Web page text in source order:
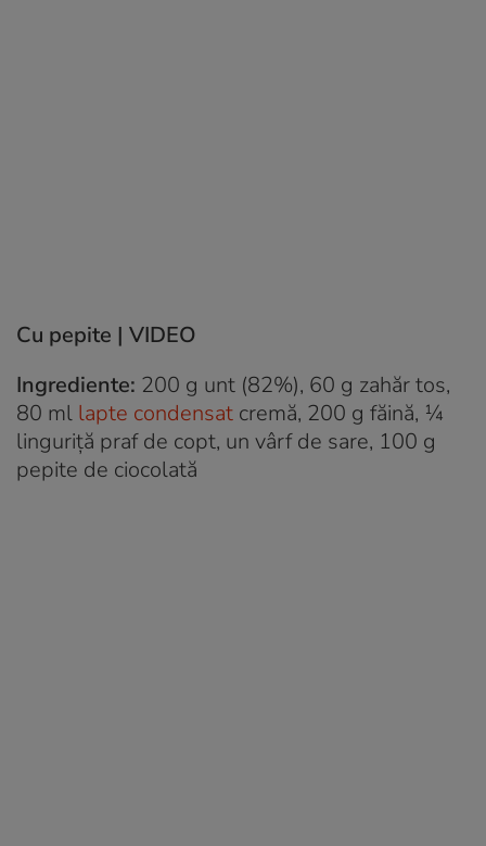
Cu pepite | VIDEO
Ingrediente: 200 g unt (82%), 60 g zahăr tos,
80 ml lapte condensat cremă, 200 g făină, ¼
linguriță praf de copt, un vârf de sare, 100 g
pepite de ciocolată